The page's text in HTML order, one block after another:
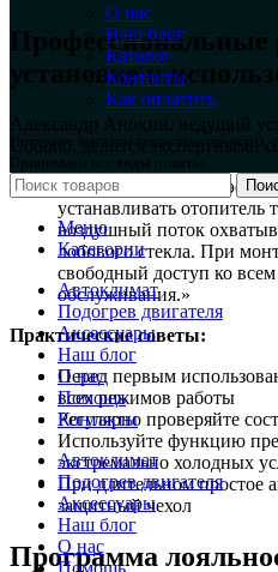
Профессиональные
установке и
Александр Анохин, ведущий
Udobno, делится экспертными
«Для максимальной
устанавливать отопитель
воздушный поток
лобового стекла. При
свободный доступ ко
обслуживания.»
Практические советы:
Перед первым
всех режимов работы
Регулярно проверяйте
Используйте функцию
экстремально холодных
При длительном простое
защитный чехол
Программа
О нас
Наш блог
Каталог
Контакты
Как оплатить
Интернет-магазин автоклиматических
Принимаем все виды оплаты.
Меню
Категории
Автоклимат
Подогрев двигателя
Аксессуары
Наш блог
О нас
Помощь
Контакты
Автоклимат
Подогрев двигателя
Аксессуары
Наш блог
О нас
Помощь